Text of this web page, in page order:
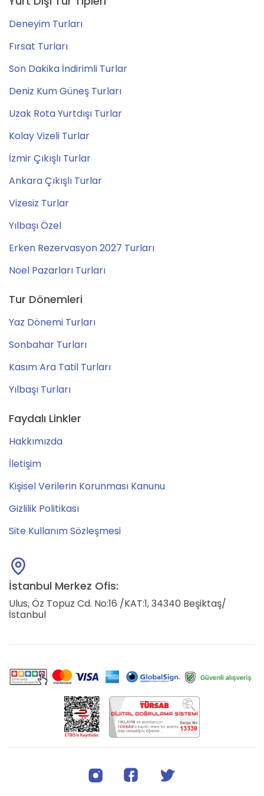
Deneyim Turları
Fırsat Turları
Son Dakika İndirimli Turlar
Deniz Kum Güneş Turları
Uzak Rota Yurtdışı Turlar
Kolay Vizeli Turlar
İzmir Çıkışlı Turlar
Ankara Çıkışlı Turlar
Vizesiz Turlar
Yılbaşı Özel
Erken Rezervasyon 2027 Turları
Noel Pazarları Turları
Tur Dönemleri
Yaz Dönemi Turları
Sonbahar Turları
Kasım Ara Tatil Turları
Yılbaşı Turları
Faydalı Linkler
Hakkımızda
İletişim
Kişisel Verilerin Korunması Kanunu
Gizlilik Politikası
Site Kullanım Sözleşmesi
İstanbul Merkez Ofis:
Ulus, Öz Topuz Cd. No:16 /KAT:1, 34340 Beşiktaş/
İstanbul